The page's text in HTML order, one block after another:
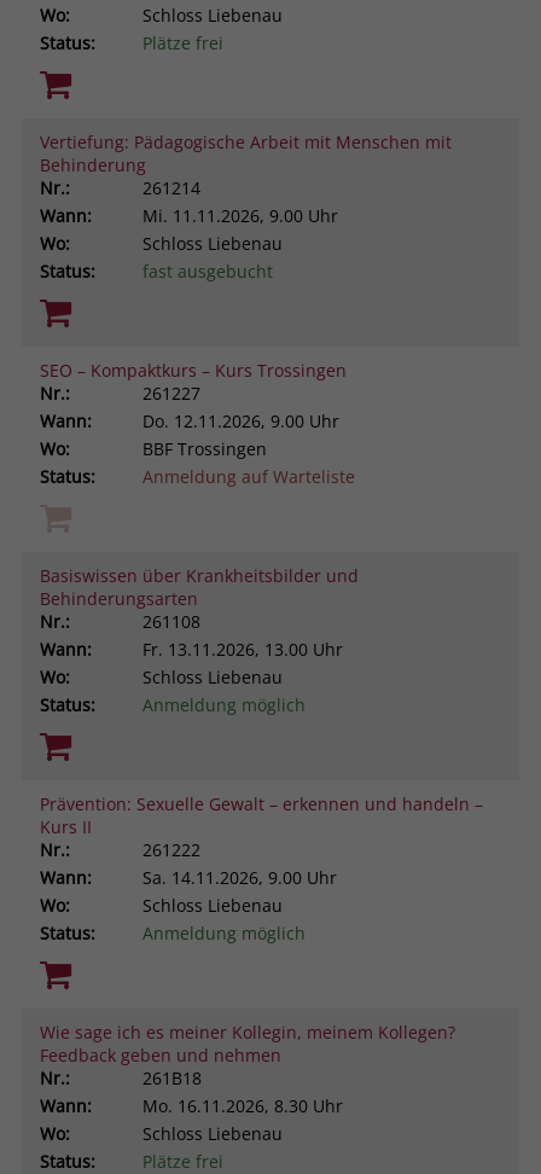
Wo:
Schloss Liebenau
Status:
Plätze frei
Vertiefung: Pädagogische Arbeit mit Menschen mit
Behinderung
Nr.:
261214
Wann:
Mi. 11.11.2026, 9.00 Uhr
Wo:
Schloss Liebenau
Status:
fast ausgebucht
SEO – Kompaktkurs – Kurs Trossingen
Nr.:
261227
Wann:
Do. 12.11.2026, 9.00 Uhr
Wo:
BBF Trossingen
Status:
Anmeldung auf Warteliste
Basiswissen über Krankheitsbilder und
Behinderungsarten
Nr.:
261108
Wann:
Fr. 13.11.2026, 13.00 Uhr
Wo:
Schloss Liebenau
Status:
Anmeldung möglich
Prävention: Sexuelle Gewalt – erkennen und handeln –
Kurs II
Nr.:
261222
Wann:
Sa. 14.11.2026, 9.00 Uhr
Wo:
Schloss Liebenau
Status:
Anmeldung möglich
Wie sage ich es meiner Kollegin, meinem Kollegen?
Feedback geben und nehmen
Nr.:
261B18
Wann:
Mo. 16.11.2026, 8.30 Uhr
Wo:
Schloss Liebenau
Status:
Plätze frei